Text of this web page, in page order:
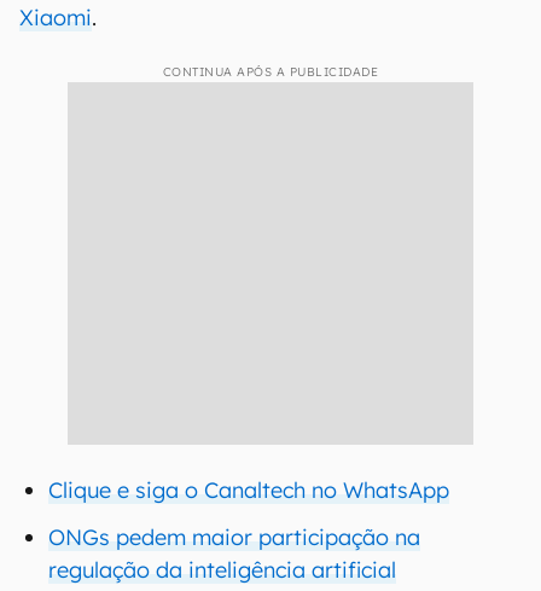
Xiaomi.
CONTINUA APÓS A PUBLICIDADE
Clique e siga o Canaltech no WhatsApp
ONGs pedem maior participação na
regulação da inteligência artificial